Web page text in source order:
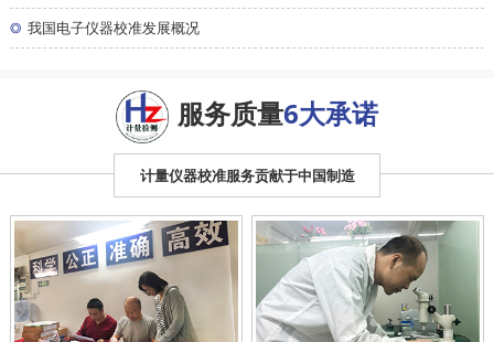
◎ 我国电子仪器校准发展概况
服务质量6大承诺
计量仪器校准服务贡献于中国制造